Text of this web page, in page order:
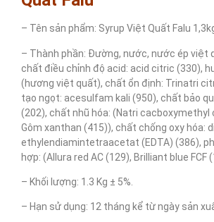
– Tên sản phẩm: Syrup Việt Quất Falu
– Thành phần: Đường, nước, nước ép việt
chất điều chỉnh độ acid: acid citric (330),
(hương việt quất), chất ổn định: Trinatri
tạo ngọt: acesulfam kali (950), chất bảo
(202), chất nhũ hóa: (Natri cacboxymethyl
Gôm xanthan (415)), chất chống oxy hóa:
ethylendiamintetraacetat (EDTA) (386),
hợp: (Allura red AC (129), Brilliant blue FCF
– Khối lượng: 1.3 Kg ± 5%.
– Hạn sử dụng: 12 tháng kể từ ngày sản